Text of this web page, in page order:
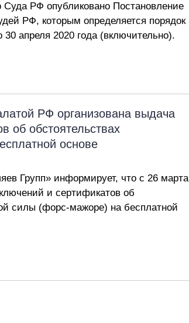
Суда РФ опубликовано Постановление
РФ, которым определяется порядок
апреля 2020 года (включительно).
РФ организована выдача
об обстоятельствах
основе
Групп» информирует, что с 26 марта
и сертификатов об
силы (форс-мажоре) на бесплатной